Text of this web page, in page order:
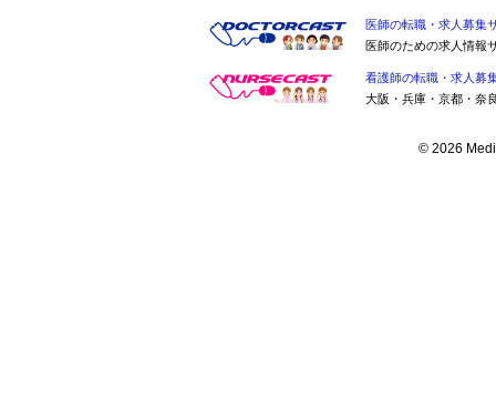
医師の転職・求人募集
医師のための求人情報
看護師の転職・求人募
大阪・兵庫・京都・奈
© 2026